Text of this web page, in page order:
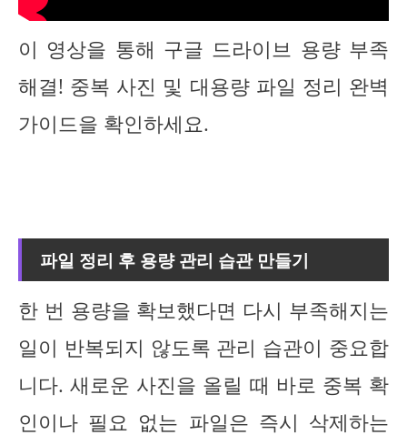
이 영상을 통해 구글 드라이브 용량 부족
해결! 중복 사진 및 대용량 파일 정리 완벽
가이드을 확인하세요.
파일 정리 후 용량 관리 습관 만들기
한 번 용량을 확보했다면 다시 부족해지는
일이 반복되지 않도록 관리 습관이 중요합
니다. 새로운 사진을 올릴 때 바로 중복 확
인이나 필요 없는 파일은 즉시 삭제하는